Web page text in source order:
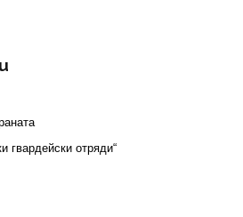
гвардейски отряди“